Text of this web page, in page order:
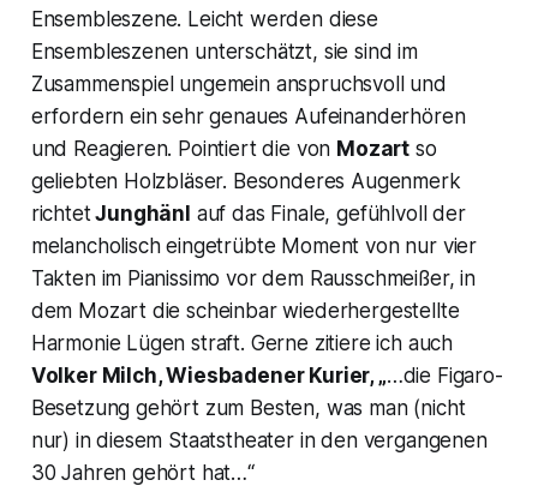
Ensembleszene. Leicht werden diese
Ensembleszenen unterschätzt, sie sind im
Zusammenspiel ungemein anspruchsvoll und
erfordern ein sehr genaues Aufeinanderhören
und Reagieren. Pointiert die von Mozart so
geliebten Holzbläser. Besonderes Augenmerk
richtetJunghänl auf das Finale, gefühlvoll der
melancholisch eingetrübte Moment von nur vier
Takten im Pianissimo vor dem Rausschmeißer, in
dem Mozart die scheinbar wiederhergestellte
Harmonie Lügen straft. Gerne zitiere ich auch
Volker Milch,Wiesbadener Kurier, „…die Figaro-
Besetzung gehört zum Besten, was man (nicht
nur) in diesem Staatstheater in den vergangenen
30 Jahren gehört hat…“